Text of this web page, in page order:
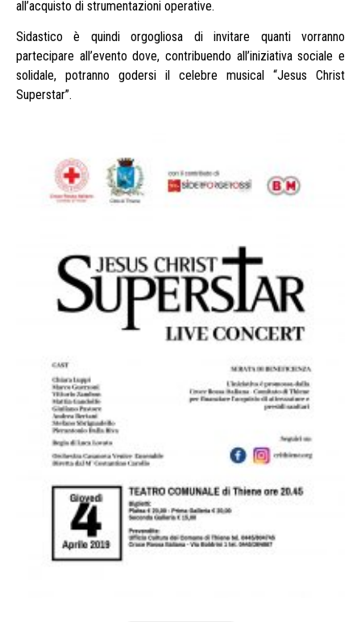
all’acquisto di strumentazioni operative.
Sidastico è quindi orgogliosa di invitare quanti vorranno
partecipare all’evento dove, contribuendo all’iniziativa sociale e
solidale, potranno godersi il celebre musical “Jesus Christ
Superstar”.